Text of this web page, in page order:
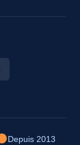
Depuis 2013